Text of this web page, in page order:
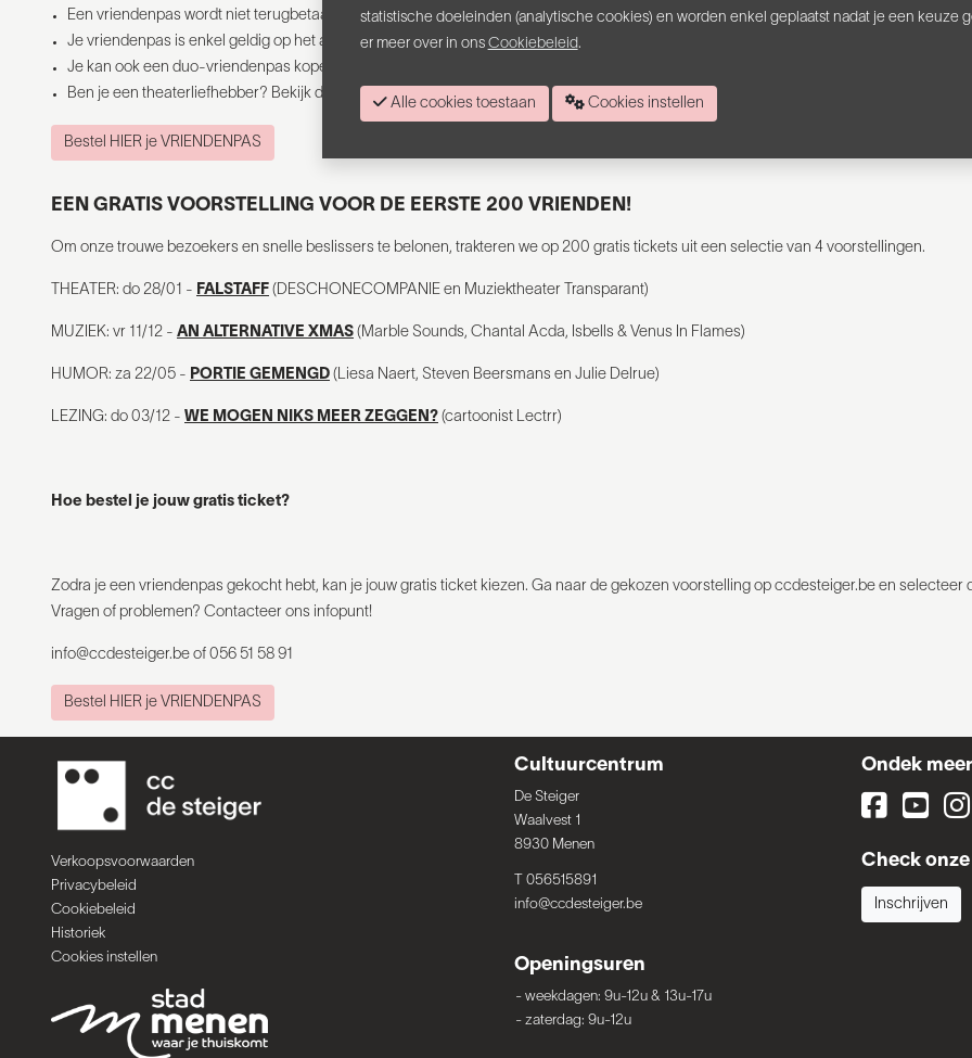
Een vriendenpas wordt niet terugbetaald.
Je vriendenpas is enkel geldig op het aanbod door ons georganiseerd.
Je kan ook een duo-vriendenpas kopen. Die is dan geldig voor 2 personen.
Ben je een theaterliefhebber? Bekijk dan zeker ook de meest voordelige optie van de theatermix, waarbij je gratis een vriendenpas
Bestel HIER je VRIENDENPAS
EEN GRATIS VOORSTELLING VOOR DE EERSTE 200 VRIENDEN!
Om onze trouwe bezoekers en snelle beslissers te belonen, trakteren we op 200 gratis tickets uit een selectie van 4 voorstellingen.
THEATER: do 28/01 - FALSTAFF (DESCHONECOMPANIE en Muziektheater Transparant)
MUZIEK: vr 11/12 - AN ALTERNATIVE XMAS (Marble Sounds, Chantal Acda, Isbells & Venus In Flames)
HUMOR: za 22/05 - PORTIE GEMENGD (Liesa Naert, Steven Beersmans en Julie Delrue)
LEZING: do 03/12 - WE MOGEN NIKS MEER ZEGGEN? (cartoonist Lectrr)
Hoe bestel je jouw gratis ticket?
Zodra je een vriendenpas gekocht hebt, kan je jouw gratis ticket kiezen. Ga naar de gekozen voorstelling op ccdesteiger.be en
Vragen of problemen? Contacteer ons infopunt!
info@ccdesteiger.be of 056 51 58 91
Bestel HIER je VRIENDENPAS
Verkoopsvoorwaarden
Privacybeleid
Cookiebeleid
Historiek
Cookies instellen
Cultuurcentrum
De Steiger
Waalvest 1
8930 Menen
T 056515891
info@ccdesteiger.be
Openingsuren
-weekdagen: 9u-12u & 13u-17u
-zaterdag: 9u-12u
Ondek meer
Check
Inschrijven
statistische doeleinden (analytische cookies) en worden enkel geplaatst nadat je een keuze
er meer over in ons Cookiebeleid.
Alle cookies toestaan Cookies instellen